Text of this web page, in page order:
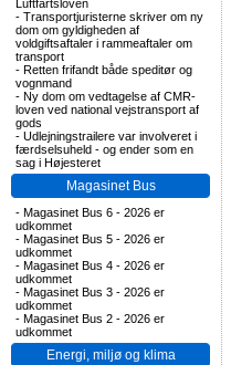
Luftfartsloven
- Transportjuristerne skriver om ny
dom om gyldigheden af
voldgiftsaftaler i rammeaftaler om
transport
- Retten frifandt både speditør og
vognmand
- Ny dom om vedtagelse af CMR-
loven ved national vejstransport af
gods
- Udlejningstrailere var involveret i
færdselsuheld - og ender som en
sag i Højesteret
Magasinet Bus
- Magasinet Bus 6 - 2026 er
udkommet
- Magasinet Bus 5 - 2026 er
udkommet
- Magasinet Bus 4 - 2026 er
udkommet
- Magasinet Bus 3 - 2026 er
udkommet
- Magasinet Bus 2 - 2026 er
udkommet
Energi, miljø og klima